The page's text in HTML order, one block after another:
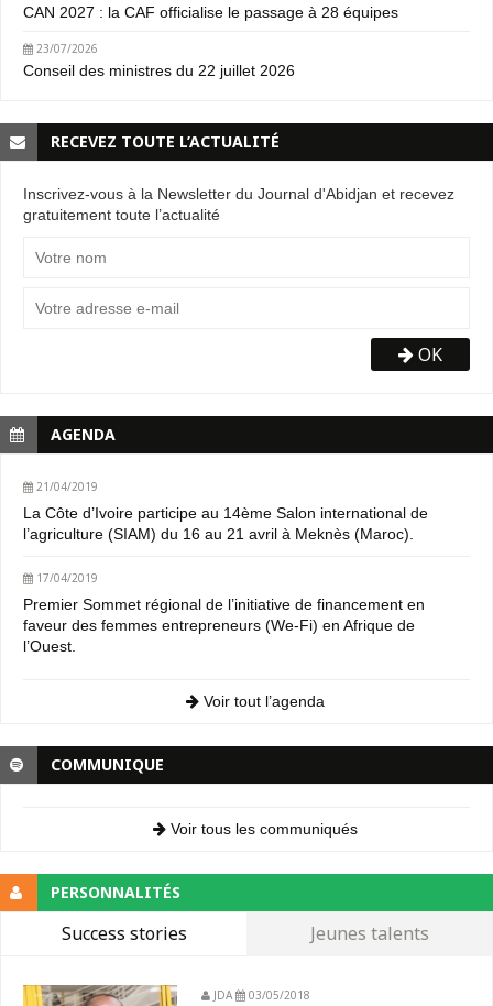
CAN 2027 : la CAF officialise le passage à 28 équipes
23/07/2026
Conseil des ministres du 22 juillet 2026
RECEVEZ TOUTE L’ACTUALITÉ
Inscrivez-vous à la Newsletter du Journal d'Abidjan et recevez
gratuitement toute l’actualité
OK
AGENDA
21/04/2019
La Côte d’Ivoire participe au 14ème Salon international de
l’agriculture (SIAM) du 16 au 21 avril à Meknès (Maroc).
17/04/2019
Premier Sommet régional de l’initiative de financement en
faveur des femmes entrepreneurs (We-Fi) en Afrique de
l’Ouest.
Voir tout l’agenda
COMMUNIQUE
Voir tous les communiqués
PERSONNALITÉS
Success stories Jeunes talents
JDA 03/05/2018